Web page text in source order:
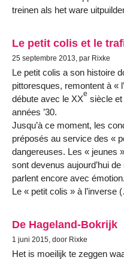
treinen als het ware
Le petit colis et le
25 septembre 2013, par Rixke
Le petit colis a son histoire
pittoresques, remontent à «
débute avec le XXe siècle et
années ’30.
Jusqu’à ce moment, les
préposés au service des «
dangereuses. Les « jeunes
sont devenus aujourd’hui
parlent encore avec émotion.
Le « petit colis » à l’inverse
De Hageland-Bokrijk
1 juni 2015, door Rixke
Het is moeilijk te zeggen